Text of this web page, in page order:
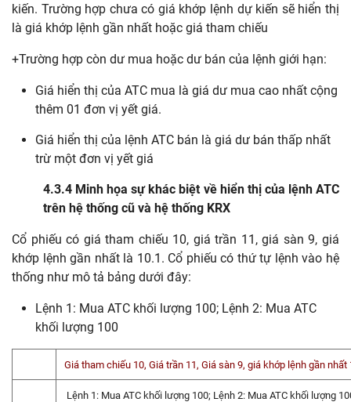
kiến. Trường hợp chưa có giá khớp lệnh dự kiến sẽ hiển thị
là giá khớp lệnh gần nhất hoặc giá tham chiếu
+Trường hợp còn dư mua hoặc dư bán của lệnh giới hạn:
Giá hiển thị của ATC mua là giá dư mua cao nhất cộng
thêm 01 đơn vị yết giá.
Giá hiển thị của lệnh ATC bán là giá dư bán thấp nhất
trừ một đơn vị yết giá
4.3.4 Minh họa sự khác biệt về hiển thị của lệnh ATC
trên hệ thống cũ và hệ thống KRX
Cổ phiếu có giá tham chiếu 10, giá trần 11, giá sàn 9, giá
khớp lệnh gần nhất là 10.1. Cổ phiếu có thứ tự lệnh vào hệ
thống như mô tả bảng dưới đây:
Lệnh 1: Mua ATC khối lượng 100; Lệnh 2: Mua ATC
khối lượng 100
Giá tham chiếu 10, Giá trần 11, Giá sàn 9, giá khớp lệnh gần nhất
Lệnh 1: Mua ATC khối lượng 100; Lệnh 2: Mua ATC khối lượng